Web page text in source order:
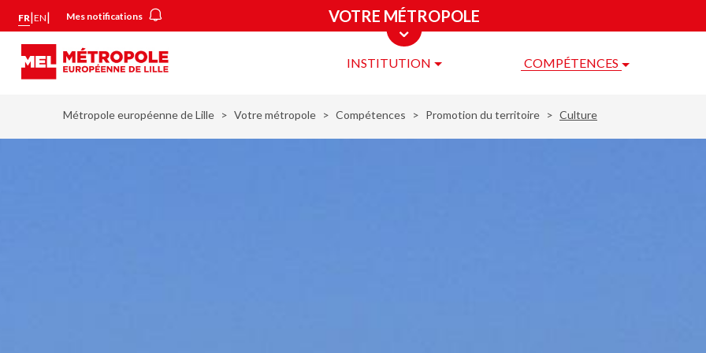
principal
FR|EN| Mes notifications VOTRE MÉTROPOLE
INSTITUTION COMPÉTENCES
Métropole européenne de Lille Votre métropole Compétences Promotion du territoire Culture
Panneau de gestion des cookies